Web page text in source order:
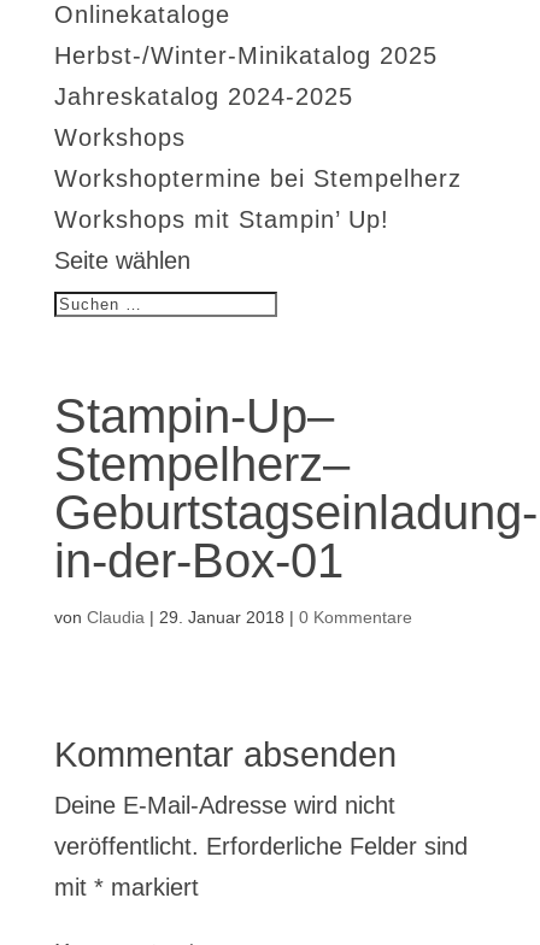
Onlinekataloge
Herbst-/Winter-Minikatalog 2025
Jahreskatalog 2024-2025
Workshops
Workshoptermine bei Stempelherz
Workshops mit Stampin’ Up!
Seite wählen
Stampin-Up–
Stempelherz–
Geburtstagseinladung-
in-der-Box-01
von Claudia | 29. Januar 2018 | 0 Kommentare
Kommentar absenden
Deine E-Mail-Adresse wird nicht
veröffentlicht. Erforderliche Felder sind
mit *markiert